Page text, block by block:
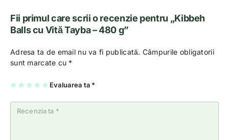
Fii primul care scrii o recenzie pentru „Kibbeh
Balls cu Vită Tayba – 480 g”
Adresa ta de email nu va fi publicată. Câmpurile obligatorii
sunt marcate cu *
Evaluarea ta *
U
n
2
5
st
el
3
5
st
el
4
5
st
el
5
5
st
el